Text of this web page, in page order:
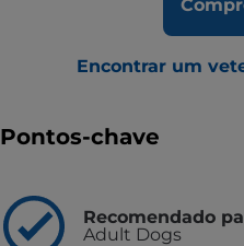
Encontrar um
Pontos-chave
Recomendado
Adult Dogs